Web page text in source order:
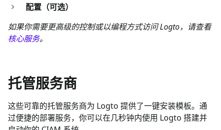
配置（可选）
如果你需要更高级的控制或以编程方式访问 Logto，请查看
核心服务。
托管服务商
这些可靠的托管服务商为 Logto 提供了一键安装模板。通
过便捷的部署服务，你可以在几秒钟内使用 Logto 搭建并